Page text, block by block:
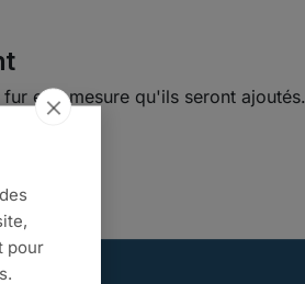
pour
et à mesure qu'ils seront ajoutés.